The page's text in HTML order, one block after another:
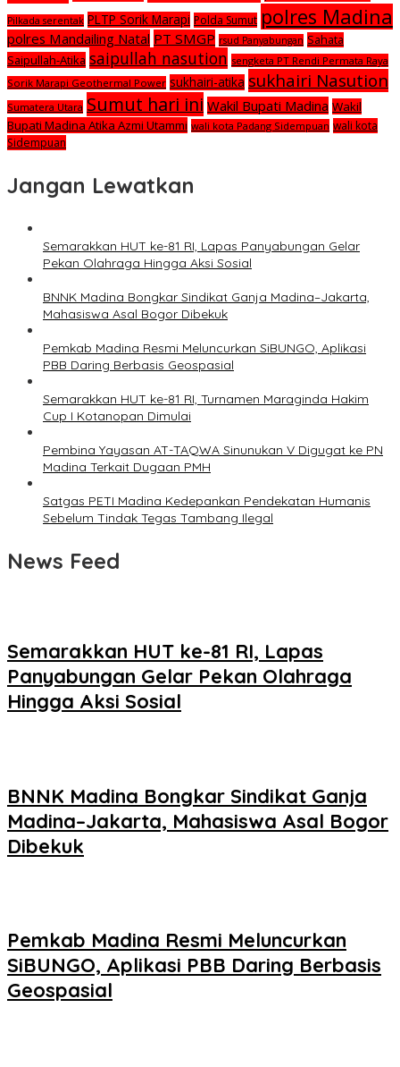
Pilkada serentak PLTP Sorik Marapi Polda Sumut polres Madina
polres Mandailing Natal PT SMGP rsud Panyabungan Sahata
Saipullah-Atika saipullah nasution sengketa PT Rendi Permata Raya
Sorik Marapi Geothermal Power sukhairi-atika sukhairi Nasution
Sumatera Utara Sumut hari ini Wakil Bupati Madina Wakil
Bupati Madina Atika Azmi Utammi wali kota Padang Sidempuan wali kota
Sidempuan
Jangan Lewatkan
Semarakkan HUT ke-81 RI, Lapas Panyabungan Gelar
Pekan Olahraga Hingga Aksi Sosial
BNNK Madina Bongkar Sindikat Ganja Madina–Jakarta,
Mahasiswa Asal Bogor Dibekuk
Pemkab Madina Resmi Meluncurkan SiBUNGO, Aplikasi
PBB Daring Berbasis Geospasial
Semarakkan HUT ke-81 RI, Turnamen Maraginda Hakim
Cup I Kotanopan Dimulai
Pembina Yayasan AT-TAQWA Sinunukan V Digugat ke PN
Madina Terkait Dugaan PMH
Satgas PETI Madina Kedepankan Pendekatan Humanis
Sebelum Tindak Tegas Tambang Ilegal
News Feed
Semarakkan HUT ke-81 RI, Lapas
Panyabungan Gelar Pekan Olahraga
Hingga Aksi Sosial
BNNK Madina Bongkar Sindikat Ganja
Madina–Jakarta, Mahasiswa Asal Bogor
Dibekuk
Pemkab Madina Resmi Meluncurkan
SiBUNGO, Aplikasi PBB Daring Berbasis
Geospasial